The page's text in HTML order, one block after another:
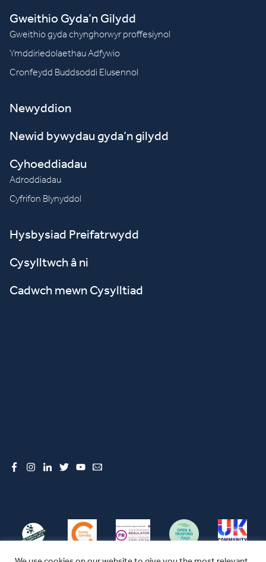
Gweithio Gyda’n Gilydd
Gweithio gyda chynghorwyr proffesiynol
Ymddiriedolaethau Adfywio
Cronfeydd Buddsoddi Elusennol
Newyddion
Newid bywydau gyda’n gilydd
Cyhoeddiadau
Adroddiadau
Cyfrifon Blynyddol
Hysbysiad Preifatrwydd
Cysylltwch â ni
Cadwch mewn Cysylltiad